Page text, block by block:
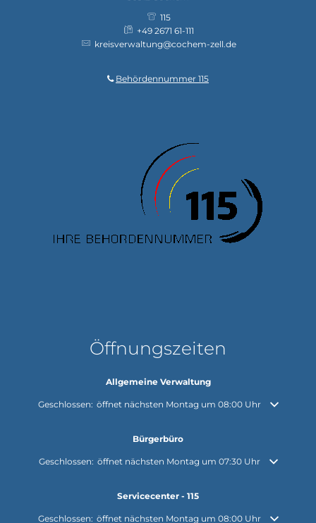
115
+49 2671 61-111
kreisverwaltung@cochem-zell.de
Behördennummer 115
Öffnungszeiten
Allgemeine Verwaltung
Klicken, um weitere Öffnungs- oder Schließzeiten auszublenden
Geschlossen: öffnet nächsten Montag um 08:00 Uhr
Bürgerbüro
Klicken, um weitere Öffnungs- oder Schließzeiten auszublenden
Geschlossen: öffnet nächsten Montag um 07:30 Uhr
Servicecenter - 115
Klicken, um weitere Öffnungs- oder Schließzeiten auszublenden
Geschlossen: öffnet nächsten Montag um 08:00 Uhr